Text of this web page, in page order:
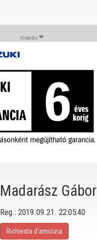
Hirdetés
Madarász Gábor
Reg.: 2019.09.21. 22:05:40
Richiesta d’amicizia